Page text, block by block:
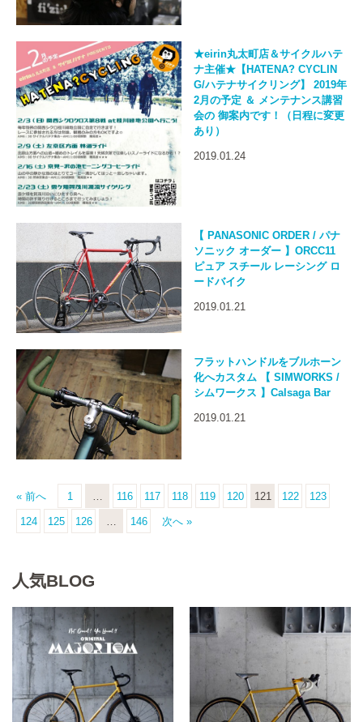
★eirin丸太町店＆サイクルハテ
ナ主催★【HATENA? CYCLIN
G/ハテナサイクリング】 2019年
2月の予定 ＆ メンテナンス講習
会の 御案内です！（日程に変更
あり）
2019.01.24
【 PANASONIC ORDER / パナ
ソニック オーダー 】ORCC11
ピュア スチール レーシング ロ
ードバイク
2019.01.21
フラットハンドルをブルホーン
化へカスタム 【 SIMWORKS /
シムワークス 】Calsaga Bar
2019.01.21
« 前へ 1 116 117 118 119 120 121 122 123
124 125 126 146 次へ »
人気BLOG